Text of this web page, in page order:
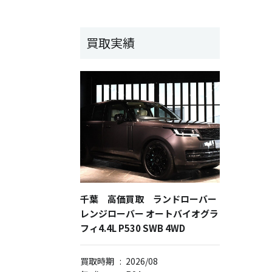
買取実績
千葉 高価買取 ランドローバー
レンジローバー オートバイオグラ
フィ4.4L P530 SWB 4WD
買取時期 : 2026/08